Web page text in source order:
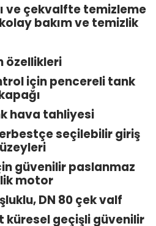
ve çekvalfte temizleme
bakım ve temizlik
özellikleri
için pencereli tank
hava tahliyesi
seçilebilir giriş
güvenilir paslanmaz
motor
DN 80 çek valf
küresel geçişli güvenilir